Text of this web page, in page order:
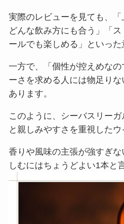
実際のレビューを見ても、「
どんな飲み方にも合う」「
ールでも楽しめる」といった
一方で、「個性が控えめな
ーさを求める人には物足り
あります。
このように、シーバスリー
と親しみやすさを重視したウ
香りや風味の主張が強すぎ
しむにはちょうどよい1本と